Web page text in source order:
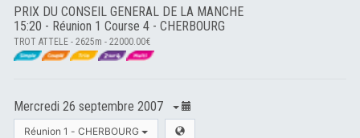
PRIX DU CONSEIL GENERAL DE LA MANCHE
15:20 - Réunion 1 Course 4 - CHERBOURG
TROT ATTELE - 2625m - 22000.00€
Mercredi 26 septembre 2007
Réunion 1 - CHERBOURG